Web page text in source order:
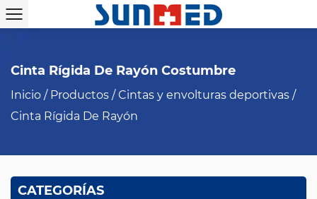
Cinta Rígida De Rayón Costumbre
Inicio / Productos /Cintas y envolturas deportivas /
Cinta Rígida De Rayón
CATEGORÍAS